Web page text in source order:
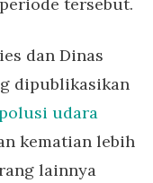
dan Dinas
dipublikasikan
udara
kematian lebih
lainnya